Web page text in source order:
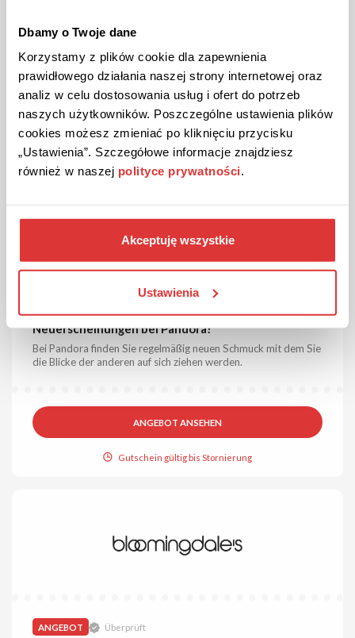
Dbamy o Twoje dane
Korzystamy z plików cookie dla zapewnienia
prawidłowego działania naszej strony internetowej oraz
analiz w celu dostosowania usług i ofert do potrzeb
naszych użytkowników. Poszczególne ustawienia plików
cookies możesz zmieniać po kliknięciu przycisku
„Ustawienia”. Szczegółowe informacje znajdziesz
również w naszej polityce prywatności.
Akceptuję wszystkie
Ustawienia
Marken.
ANGEBOT ANSEHEN
Gutschein gültig bis Stornierung
Neuerscheinungen bei Pandora!
Bei Pandora finden Sie regelmäßig neuen Schmuck mit dem Sie
die Blicke der anderen auf sich ziehen werden.
ANGEBOT ANSEHEN
Gutschein gültig bis Stornierung
ANGEBOT Überprüft